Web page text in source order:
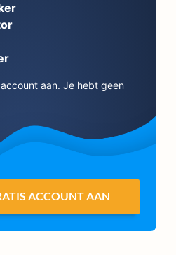
aan. Je hebt geen
ACCOUNT AAN